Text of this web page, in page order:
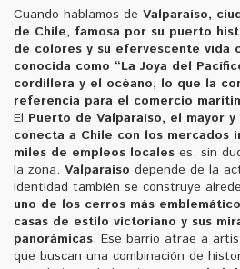
Cuando hablamos de Valparaíso,
de Chile, famosa por su puerto
de colores y su efervescente vida
conocida como “La Joya del
cordillera y el océano, lo que la
referencia para el comercio
El Puerto de Valparaíso, el mayor
conecta a Chile con los mercados
miles de empleos locales es, sin
la zona. Valparaíso depende de la
identidad también se construye
uno de los cerros más
casas de estilo victoriano y sus
panorámicas. Ese barrio atrae a
que buscan una combinación de